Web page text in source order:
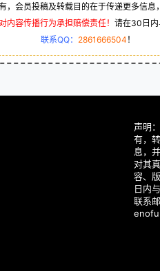
，会员投稿及转载目的在于传递更多信息，
内容传播行为承担赔偿责任！ 请在30日内
联系QQ： 2861666504 ！
声明
有，
息，
对其
容、
日内
联系邮